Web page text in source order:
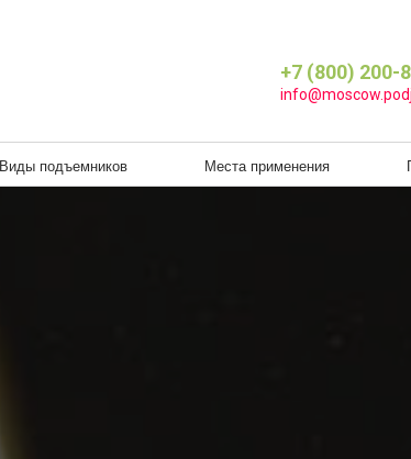
+7 (800) 200-
Виды подъемников Места применения
МЕСТА
Г. МОСКВА